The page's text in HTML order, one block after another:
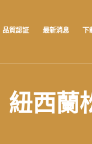
品質認証 最新消息 下
紐西蘭